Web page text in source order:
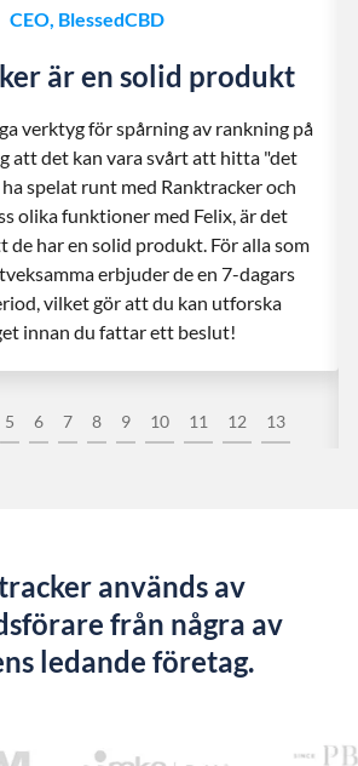
5 6 7 8 9 10 11 12 13
CEO, BlessedCBD
är en solid produkt
verktyg för spårning av rankning på
att det kan vara svårt att hitta "det
spelat runt med Ranktracker och
olika funktioner med Felix, är det
har en solid produkt. För alla som
erbjuder de en 7-dagars
vilket gör att du kan utforska
innan du fattar ett beslut!
används av
från några av
ledande företag.